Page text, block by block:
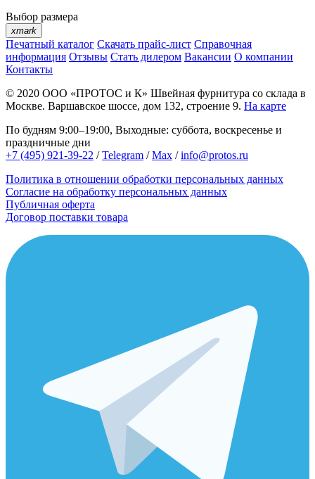
Выбор размера
xmark
Печатный каталог Скачать прайс-лист Справочная
информация Отзывы Стать дилером Вакансии О компании
Контакты
© 2020 ООО «ПРОТОС и К» Швейная фурнитура со склада в
Москве. Варшавское шоссе, дом 132, строение 9. На карте
По будням 9:00–19:00, Выходные: суббота, воскресенье и
праздничные дни
+7 (495) 921-39-22 /Telegram /Max /info@protos.ru
Политика в отношении обработки персональных данных
Согласие на обработку персональных данных
Публичная оферта
Договор поставки товара